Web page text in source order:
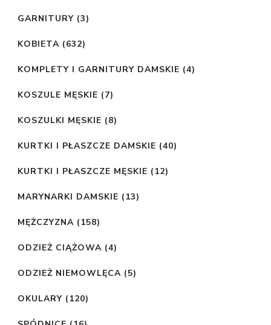
GARNITURY (3)
KOBIETA (632)
KOMPLETY I GARNITURY DAMSKIE (4)
KOSZULE MĘSKIE (7)
KOSZULKI MĘSKIE (8)
KURTKI I PŁASZCZE DAMSKIE (40)
KURTKI I PŁASZCZE MĘSKIE (12)
MARYNARKI DAMSKIE (13)
MĘŻCZYZNA (158)
ODZIEŻ CIĄŻOWA (4)
ODZIEŻ NIEMOWLĘCA (5)
OKULARY (120)